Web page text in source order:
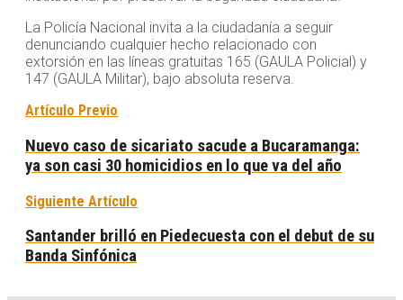
La Policía Nacional invita a la ciudadanía a seguir
denunciando cualquier hecho relacionado con
extorsión en las líneas gratuitas 165 (GAULA Policial) y
147 (GAULA Militar), bajo absoluta reserva.
Artículo Previo
Nuevo caso de sicariato sacude a Bucaramanga:
ya son casi 30 homicidios en lo que va del año
Siguiente Artículo
Santander brilló en Piedecuesta con el debut de su
Banda Sinfónica